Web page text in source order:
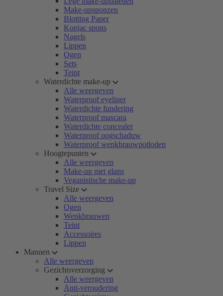
Make-upsponzen
Blotting Paper
Konjac spons
Nagels
Lippen
Ogen
Sets
Teint
Waterdichte make-up
Alle weergeven
Waterproof eyeliner
Waterdichte fundering
Waterproof mascara
Waterdichte concealer
Waterproof oogschaduw
Waterproof wenkbrauwpotloden
Hoogtepunten
Alle weergeven
Make-up met glans
Veganistische make-up
Travel Size
Alle weergeven
Ogen
Wenkbrauwen
Teint
Accessoires
Lippen
Mannen
Alle weergeven
Gezichtsverzorging
Alle weergeven
Anti-veroudering